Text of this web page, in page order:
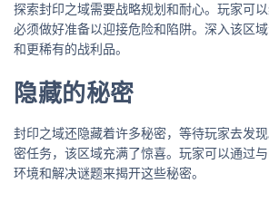
探索封印之域需要战略规划和耐心。玩家可
必须做好准备以迎接危险和陷阱。深入该区
和更稀有的战利品。
隐藏的秘密
封印之域还隐藏着许多秘密，等待玩家去发
密任务，该区域充满了惊喜。玩家可以通过
环境和解决谜题来揭开这些秘密。